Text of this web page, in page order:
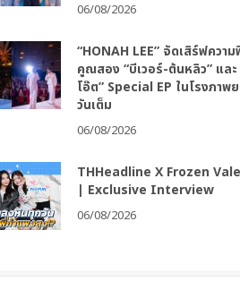
06/08/2026
“HONAH LEE” จัดเสิร์ฟควา
คูณสอง “บีเวอร์-ต้นหลิว” และ
โอ๊ต” Special EP ในโรงภาพ
วันเต็ม
06/08/2026
THHeadline X Frozen
| Exclusive Interview
06/08/2026